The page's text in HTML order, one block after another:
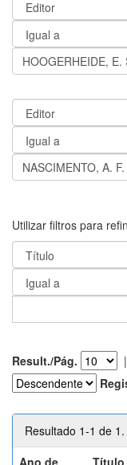
Utilizar filtros para
Result./Pág. |
Resultado 1-1 de 1.
Ano de
Título